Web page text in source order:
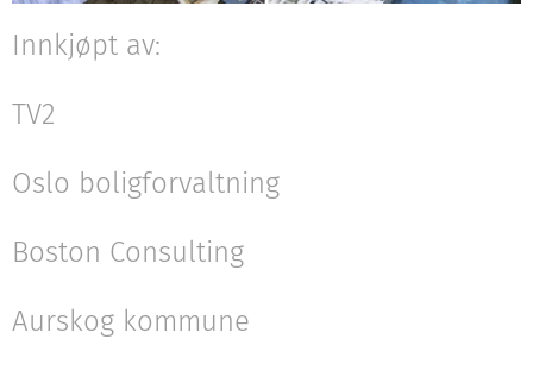
Innkjøpt av:
TV2
Oslo boligforvaltning
Boston Consulting
Aurskog kommune